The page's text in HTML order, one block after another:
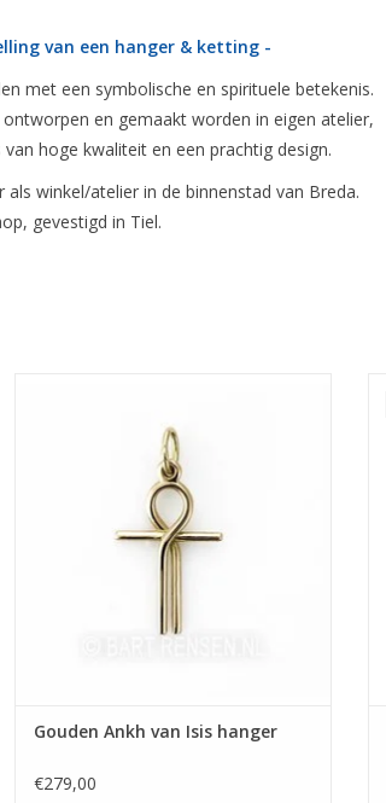
van een hanger & ketting -
met een symbolische en spirituele betekenis.
en gemaakt worden in eigen atelier,
hoge kwaliteit en een prachtig design.
winkel/atelier in de binnenstad van Breda.
gevestigd in Tiel.
Gouden Ankh van Isis hanger
€279,00